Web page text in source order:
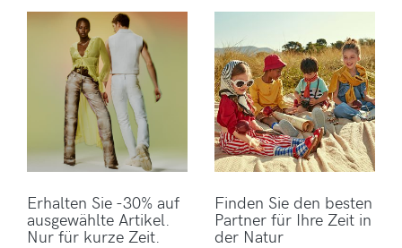
Erhalten Sie -30% auf
ausgewählte Artikel.
Nur für kurze Zeit.
Finden Sie den besten
Partner für Ihre Zeit in
der Natur